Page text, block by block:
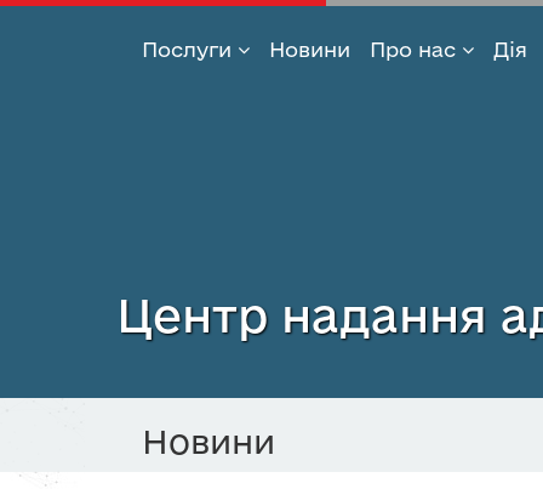
Послуги Новини Про нас Дія
Центр надання
Новини